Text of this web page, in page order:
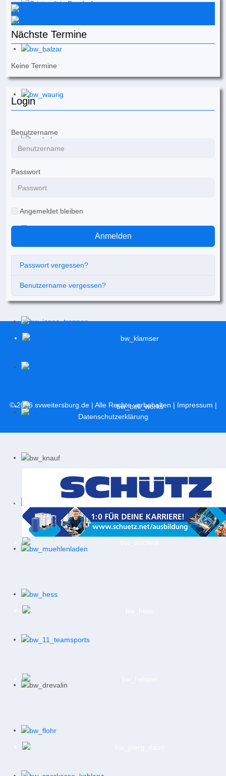
Nächste Termine
Keine Termine
Login
Benutzername
Passwort
Angemeldet bleiben
Anmelden
Passwort vergessen?
Benutzername vergessen?
© 2026 svweitersburg.de| Alle Rechte vorbehalten | Impressum |
Datenschutzerklärung